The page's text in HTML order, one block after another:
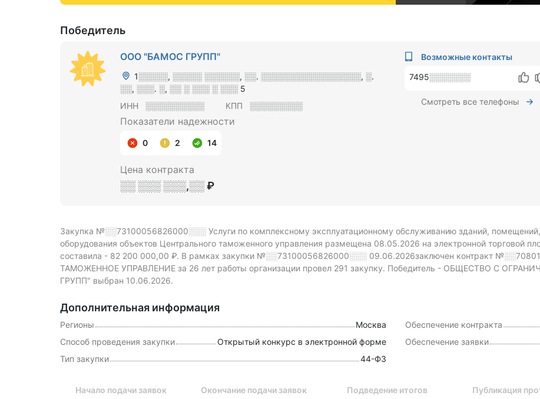
Победитель
ООО "БАМОС ГРУПП"
1░░░░░, ░░░░░ ░░░░░░, ░░. ░░░░░░░░░░░░░░░░░, ░.
░░, ░░░. ░, ░░ ░ ░░░ ░ ░░░ 5
ИНН
░░░░░░░░░░ КПП ░░░░░░░░░
Показатели надежности
0 2 14
Цена контракта
░░ ░░░ ░░░,░░ ₽
Возможные контакты
7495░░░░░░░
Смотреть все телефоны
Закупка №░░73100056826000░░░ Услуги по комплексному эксплуатационному обслуживанию зданий,
оборудования объектов Центрального таможенного управления размещена 08.05.2026 на электронной торговой
составила - 82 200 000,00 ₽. В рамках закупки №░░73100056826000░░░ 09.06.2026заключен контракт
ТАМОЖЕННОЕ УПРАВЛЕНИЕ за 26 лет работы организации провел 291 закупку. Победитель - ОБЩЕСТВО С
ГРУПП" выбран 10.06.2026.
Дополнительная информация
Регионы
Москва
Способ проведения закупки
Открытый конкурс в электронной форме
Тип закупки
44-ФЗ
Обеспечение контракта
Обеспечение заявки
Начало подачи заявок Окончание подачи заявок Подведение итогов Публикация